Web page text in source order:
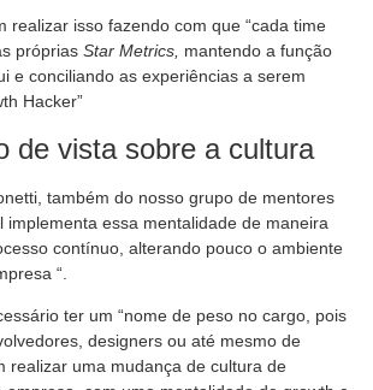
realizar isso fazendo com que “cada time
próprias Star Metrics, mantendo a função
e conciliando as experiências a serem
Hacker”
de vista sobre a cultura
também do nosso grupo de mentores
implementa essa mentalidade de maneira
contínuo, alterando pouco o ambiente
“.
ter um “nome de peso no cargo, pois
designers ou até mesmo de
realizar uma mudança de cultura de